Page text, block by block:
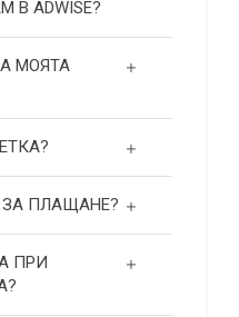
ADWISE?
МОЯТА
ПЛАЩАНЕ?
ПРИ